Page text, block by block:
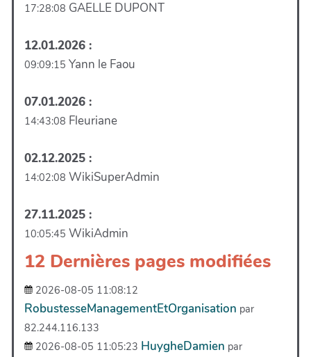
17:28:08 GAELLE DUPONT
12.01.2026 :
09:09:15 Yann le Faou
07.01.2026 :
14:43:08 Fleuriane
02.12.2025 :
14:02:08 WikiSuperAdmin
27.11.2025 :
10:05:45 WikiAdmin
12 Dernières pages modifiées
2026-08-05 11:08:12
RobustesseManagementEtOrganisation par
82.244.116.133
2026-08-05 11:05:23 HuygheDamien par